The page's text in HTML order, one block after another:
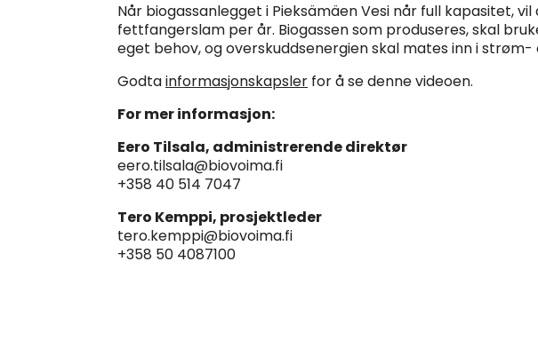
Når biogassanlegget i Pieksämäen Vesi når full kapasitet,
fettfangerslam per år. Biogassen som produseres, skal
eget behov, og overskuddsenergien skal mates inn i
Godtainformasjonskapsler for å se denne videoen.
For mer informasjon:
Eero Tilsala, administrerende direktør
eero.tilsala@biovoima.fi
+358 40 514 7047
Tero Kemppi, prosjektleder
tero.kemppi@biovoima.fi
+358 50 4087100